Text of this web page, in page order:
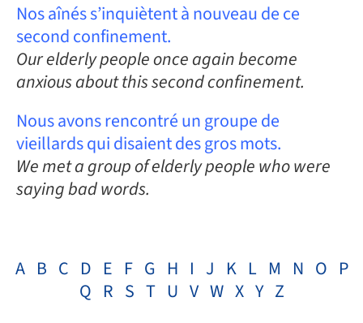
Nos aînés s’inquiètent à nouveau de ce
second confinement.
Our elderly people once again become
anxious about this second confinement.
Nous avons rencontré un groupe de
vieillards qui disaient des gros mots.
We met a group of elderly people who were
saying bad words.
A B C D E F G H I J K L M N O P
Q R S T U V W X Y Z